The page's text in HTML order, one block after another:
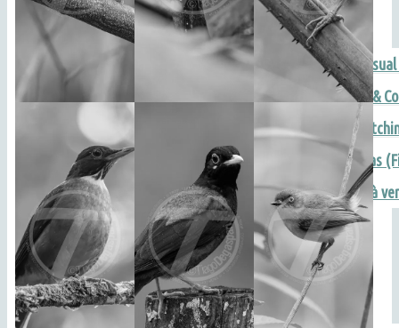
Fotografias &
Cursos de Fotografia &
Expedições &
Fotografia Decorativas
Fine Art (fotos à
CONTATO